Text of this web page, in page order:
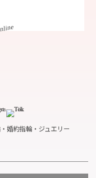
婚約指輪・ジュエリー